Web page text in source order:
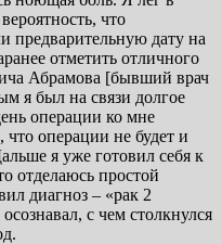
что
предварительную дату на
отметить отличного
Абрамова [бывший врач
я был на связи долгое
операции ко мне
операции не будет и
я уже готовил себя к
отделаюсь простой
диагноз – «рак 2
с чем столкнулся